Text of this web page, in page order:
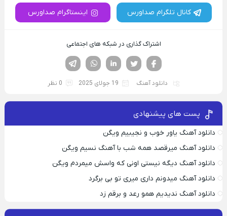
کانال تلگرام صداورس اینستاگرام صداورس
اشتراک گذاری در شبکه های اجتماعی
لینکدین تویتر
فیسوک
دانلود آهنگ 19 جولای 2025 0 نظر
پست های پیشنهادی
دانلود آهنگ یاور خوب و نجیبیم ویگن
دانلود آهنگ میرقصد همه شب با آهنگ نسیم ویگن
دانلود آهنگ دیگه نیستی اونی که واسش میمردم ویگن
دانلود آهنگ میدونم داری میری تو بی برگرد
دانلود آهنگ ندیدیم همو رعد و برقم زد